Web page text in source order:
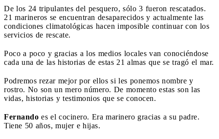
De los 24 tripulantes del pesquero, sólo 3 fueron rescatados.
21 marineros se encuentran desaparecidos y actualmente las
condiciones climatológicas hacen imposible continuar con los
servicios de rescate.
Poco a poco y gracias a los medios locales van conociéndose
cada una de las historias de estas 21 almas que se tragó el mar.
Podremos rezar mejor por ellos si les ponemos nombre y
rostro. No son un mero número. De momento estas son las
vidas, historias y testimonios que se conocen.
Fernando es el cocinero. Era marinero gracias a su padre.
Tiene 50 años, mujer e hijas.